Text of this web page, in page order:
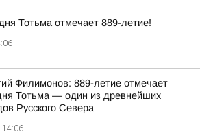
Тотьма отмечает 889-летие!
Филимонов: 889-летие отмечает
Тотьма — один из древнейших
Русского Севера
14:06